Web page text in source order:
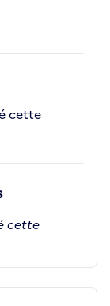
cette
cette